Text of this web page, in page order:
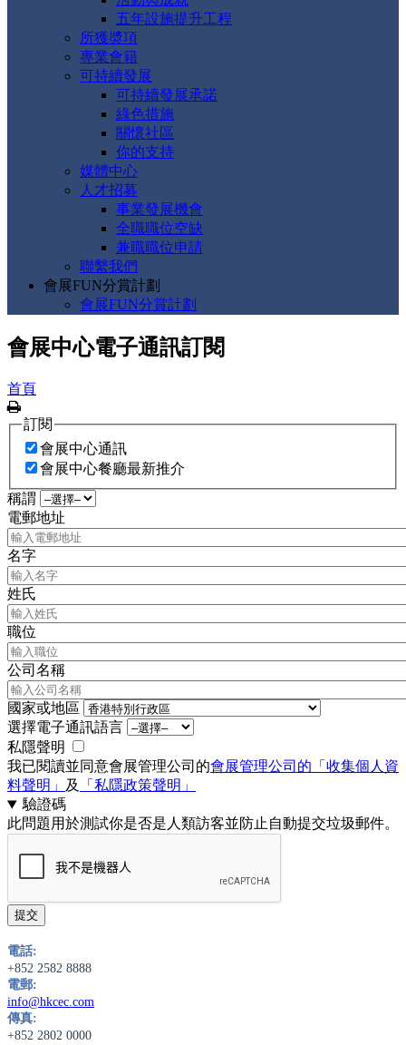
五年設施提升工程
所獲奬項
專業會籍
可持續發展
可持續發展承諾
綠色措施
關懷社區
你的支持
媒體中心
人才招募
事業發展機會
全職職位空缺
兼職職位申請
聯繫我們
會展FUN分賞計劃
會展FUN分賞計劃
會展中心電子通訊訂閱
首頁
列
印
訂閱
會展中心通訊
會展中心餐廳最新推介
稱謂
電郵地址
名字
姓氏
職位
公司名稱
國家或地區
選擇電子通訊語言
私隱聲明
我已閱讀並同意會展管理公司的會展管理公司的「收集個人資
料聲明」 及
「私隱政策聲明」
驗證碼
此問題用於測試你是否是人類訪客並防止自動提交垃圾郵件。
電話:
+852 2582 8888
電郵:
info@hkcec.com
傳真:
+852 2802 0000